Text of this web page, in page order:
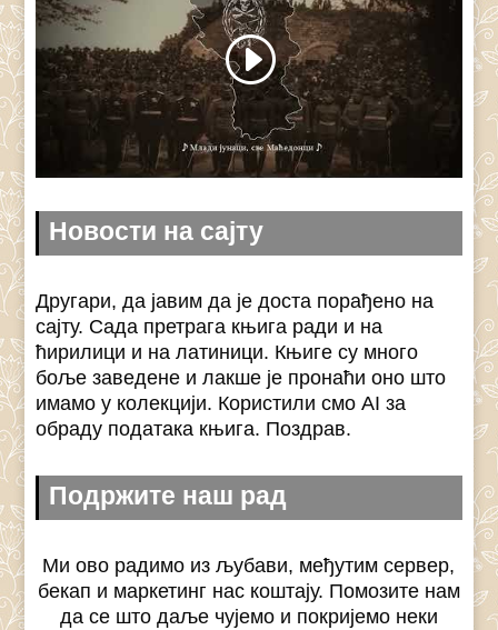
Новости на сајту
Другари, да јавим да је доста порађено на
сајту. Сада претрага књига ради и на
ћирилици и на латиници. Књиге су много
боље заведене и лакше је пронаћи оно што
имамо у колекцији. Користили смо AI за
обраду података књига. Поздрав.
Подржите наш рад
Ми ово радимо из љубави, међутим сервер,
бекап и маркетинг нас коштају. Помозите нам
да се што даље чујемо и покријемо неки